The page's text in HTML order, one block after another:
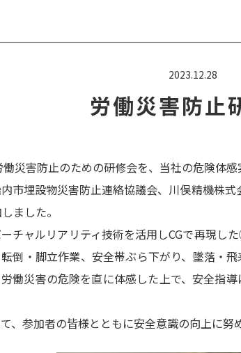
2023.12.28
労働災害防止
災害防止のための研修会を、当社の危険体感
市埋設物災害防止連絡協議会、川俣精機株
ました。
チャルリアリティ技術を活用しCGで再現
倒・脚立作業、安全帯ぶら下がり、墜落・
働災害の危険を直に体感した上で、安全指
、参加者の皆様とともに安全意識の向上に努